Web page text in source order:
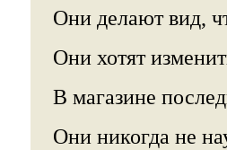
Они делают вид,
Они хотят
В магазине
Они никогда не